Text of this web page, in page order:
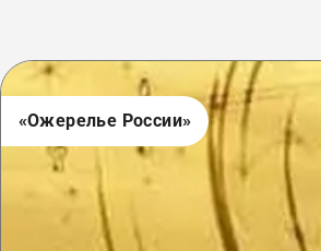
«Ожерелье России»